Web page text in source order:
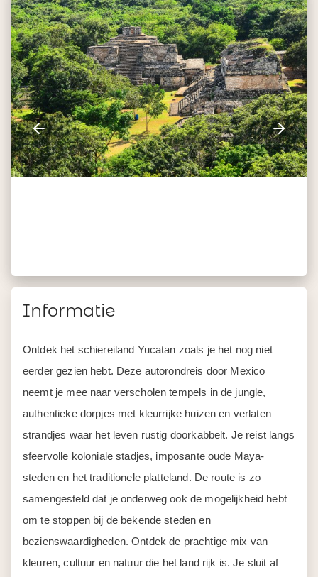
Informatie
Ontdek het schiereiland Yucatan zoals je het nog niet
eerder gezien hebt. Deze autorondreis door Mexico
neemt je mee naar verscholen tempels in de jungle,
authentieke dorpjes met kleurrijke huizen en verlaten
strandjes waar het leven rustig doorkabbelt. Je reist langs
sfeervolle koloniale stadjes, imposante oude Maya-
steden en het traditionele platteland. De route is zo
samengesteld dat je onderweg ook de mogelijkheid hebt
om te stoppen bij de bekende steden en
bezienswaardigheden. Ontdek de prachtige mix van
kleuren, cultuur en natuur die het land rijk is. Je sluit af